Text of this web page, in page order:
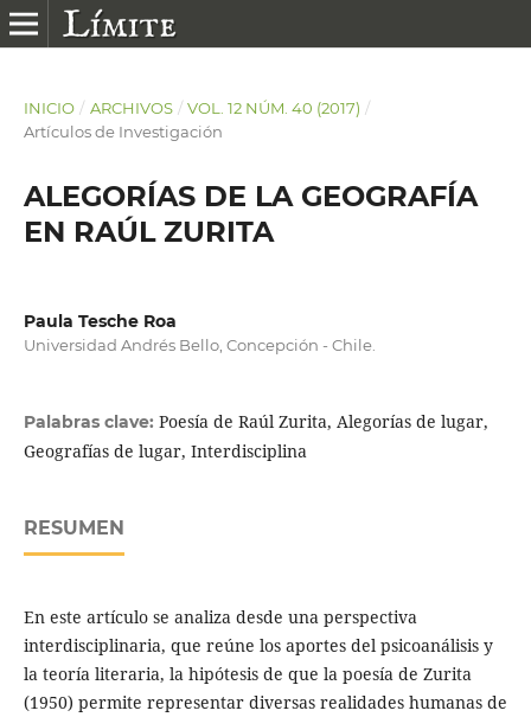
INICIO / ARCHIVOS / VOL. 12 NÚM. 40 (2017) /
Artículos de Investigación
ALEGORÍAS DE LA GEOGRAFÍA
EN RAÚL ZURITA
Paula Tesche Roa
Universidad Andrés Bello, Concepción - Chile.
Palabras clave: Poesía de Raúl Zurita, Alegorías de lugar,
Geografías de lugar, Interdisciplina
RESUMEN
En este artículo se analiza desde una perspectiva
interdisciplinaria, que reúne los aportes del psicoanálisis y
la teoría literaria, la hipótesis de que la poesía de Zurita
(1950) permite representar diversas realidades humanas de